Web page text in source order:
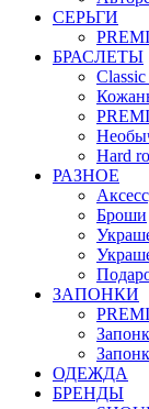
СЕРЬГИ
БРАСЛЕТЫ
Classic
Hard
РАЗНОЕ
Броши
ЗАПОНКИ
ОДЕЖДА
БРЕНДЫ